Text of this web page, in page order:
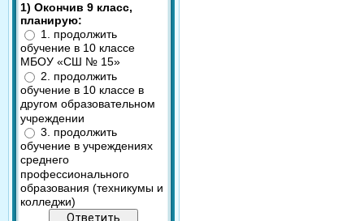
1) Окончив 9 класс,
планирую:
1. продолжить
обучение в 10 классе
МБОУ «СШ № 15»
2. продолжить
обучение в 10 классе в
другом образовательном
учреждении
3. продолжить
обучение в учреждениях
среднего
профессионального
образования (техникумы и
колледжи)